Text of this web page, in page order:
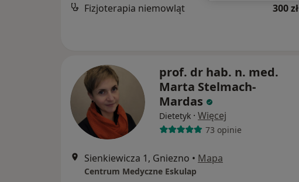
Fizjoterapia niemowląt 300 zł
prof. dr hab. n. med.
Marta Stelmach-
Mardas
Dietetyk · Więcej
73 opinie
Sienkiewicza 1, Gniezno • Mapa
Centrum Medyczne Eskulap